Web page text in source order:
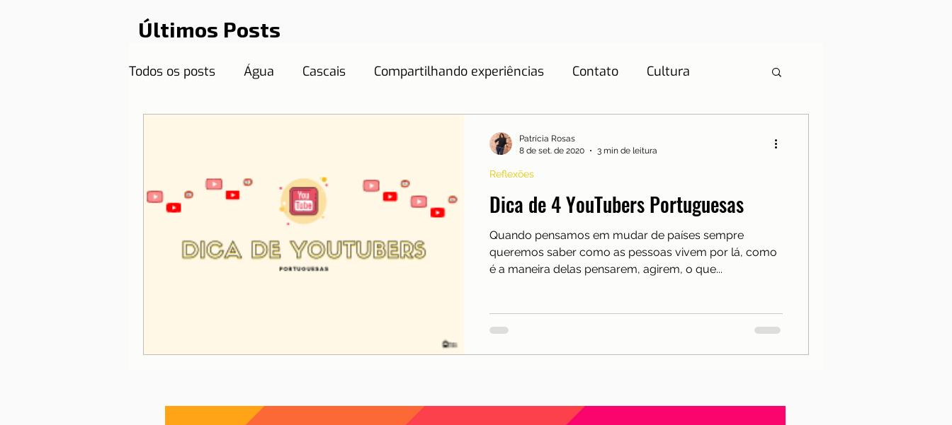
Últimos Posts
Todos os posts Água Cascais Compartilhando experiências Contato Cultura
Documentos necessários Educação
Lisboa Lisboa com crianças Mobilidade Moradia Morar em Lisboa Notícias
Serviços essenciais Sítios e freguesias Sobre nós
Dica de 4 YouTubers Portuguesas
Quando pensamos em mudar de países sempre
queremos saber como as pessoas vivem por lá, como
é a maneira delas pensarem, agirem, o que...
Reflexões
Patrícia Rosas
8 de set. de 2020
3 min de leitura